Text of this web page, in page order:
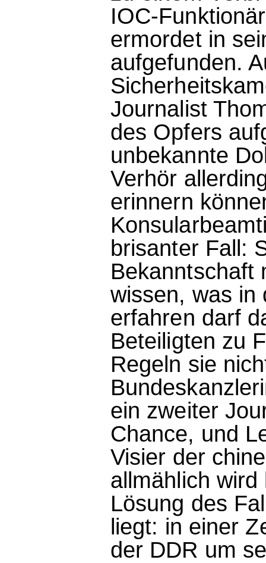
IOC-
ermordet in
aufgefunden.
Journalist
des Opfers
unbekannte
Verhör
erinnern
brisanter Fall:
Bekanntschaft
wissen, was in
erfahren darf
Beteiligten zu
Regeln sie
ein zweiter
Chance, und
Visier der
allmählich
Lösung des
liegt: in einer
der DDR um